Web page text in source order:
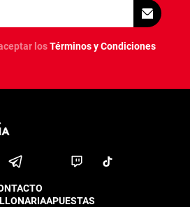
losTérminos y Condiciones
APUESTAS